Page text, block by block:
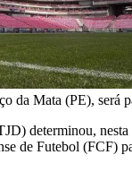
da Mata (PE), será
determinou,
de Futebol (FCF)